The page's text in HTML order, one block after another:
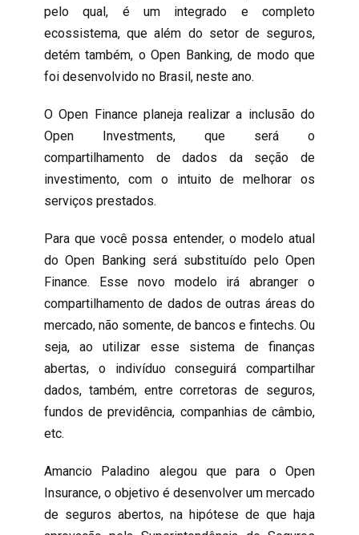
pelo qual, é um integrado e completo
ecossistema, que além do setor de seguros,
detém também, o Open Banking, de modo que
foi desenvolvido no Brasil, neste ano.
O Open Finance planeja realizar a inclusão do
Open Investments, que será o
compartilhamento de dados da seção de
investimento, com o intuito de melhorar os
serviços prestados.
Para que você possa entender, o modelo atual
do Open Banking será substituído pelo Open
Finance. Esse novo modelo irá abranger o
compartilhamento de dados de outras áreas do
mercado, não somente, de bancos e fintechs. Ou
seja, ao utilizar esse sistema de finanças
abertas, o indivíduo conseguirá compartilhar
dados, também, entre corretoras de seguros,
fundos de previdência, companhias de câmbio,
etc.
Amancio Paladino alegou que para o Open
Insurance, o objetivo é desenvolver um mercado
de seguros abertos, na hipótese de que haja